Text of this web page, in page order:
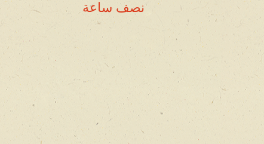
نصف ساعة